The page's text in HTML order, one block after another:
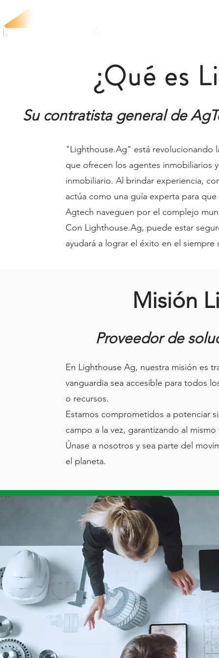
¿Qué es
Su contratista general de
"Lighthouse.Ag" está revolucionando
que ofrecen los agentes inmobiliarios
inmobiliario. Al brindar experiencia,
actúa como una guía experta para
Agtech naveguen por el complejo
Con Lighthouse.Ag, puede estar
ayudará a lograr el éxito en el
Misión
Proveedor de
En Lighthouse Ag, nuestra misión es
vanguardia sea accesible para todos
o recursos.
Estamos comprometidos a potenciar
campo a la vez, garantizando al
Únase a nosotros y sea parte del
el planeta.